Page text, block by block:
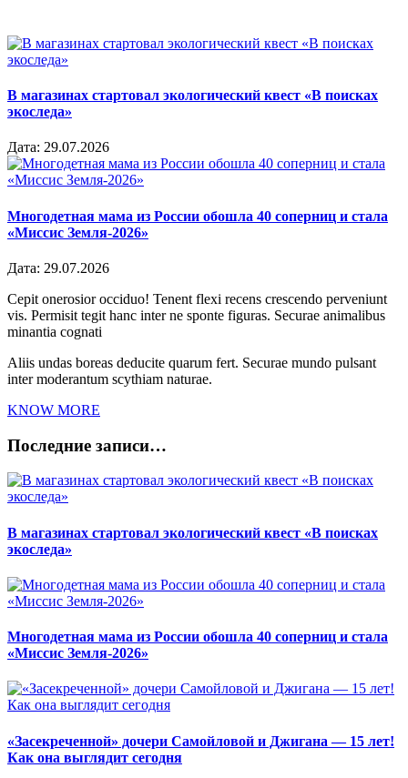
В магазинах стартовал экологический квест «В поисках
экоследа»
Дата: 29.07.2026
Многодетная мама из России обошла 40 соперниц и стала
«Миссис Земля-2026»
Дата: 29.07.2026
Cepit onerosior occiduo! Tenent flexi recens crescendo perveniunt
vis. Permisit tegit hanc inter ne sponte figuras. Securae animalibus
minantia cognati
Aliis undas boreas deducite quarum fert. Securae mundo pulsant
inter moderantum scythiam naturae.
KNOW MORE
Последние записи…
В магазинах стартовал экологический квест «В поисках
экоследа»
Многодетная мама из России обошла 40 соперниц и стала
«Миссис Земля-2026»
«Засекреченной» дочери Самойловой и Джигана — 15 лет!
Как она выглядит сегодня